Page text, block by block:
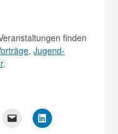
finden
,Jugend-
.